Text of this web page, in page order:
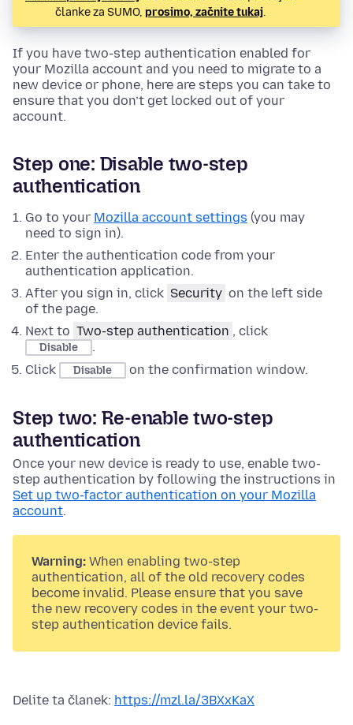
članke za SUMO, prosimo, začnite tukaj.
If you have two-step authentication enabled for
your Mozilla account and you need to migrate to a
new device or phone, here are steps you can take to
ensure that you don’t get locked out of your
account.
Step one: Disable two-step
authentication
Go to your Mozilla account settings (you may
need to sign in).
Enter the authentication code from your
authentication application.
After you sign in, click Security on the left side
of the page.
Next to Two-step authentication , click
Disable
.
Click
Disable on the confirmation window.
Step two: Re-enable two-step
authentication
Once your new device is ready to use, enable two-
step authentication by following the instructions in
Set up two-factor authentication on your Mozilla
account.
Warning: When enabling two-step
authentication, all of the old recovery codes
become invalid. Please ensure that you save
the new recovery codes in the event your two-
step authentication device fails.
Delite ta članek: https://mzl.la/3BXxKaX